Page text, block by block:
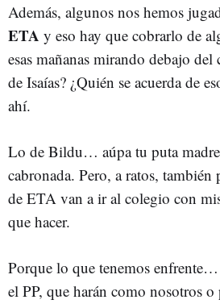
Además, algunos nos hemos
ETA y eso hay que cobrarlo de
esas mañanas mirando debajo
de Isaías? ¿Quién se acuerda de
ahí.
Lo de Bildu… aúpa tu puta
cabronada. Pero, a ratos, también
de ETA van a ir al colegio con
que hacer.
Porque lo que tenemos
el PP, que harán como nosotros